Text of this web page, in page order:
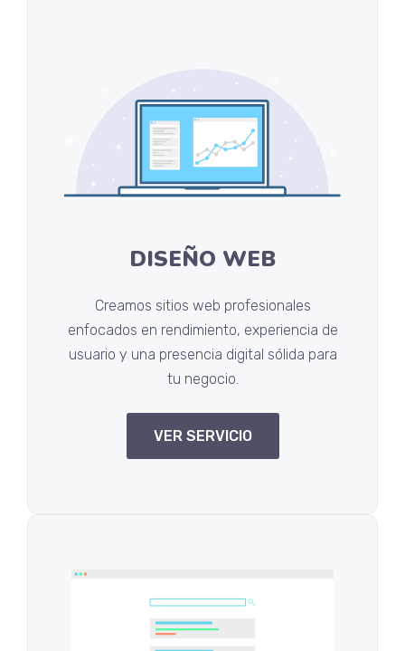
DISEÑO WEB
Creamos sitios web profesionales
enfocados en rendimiento, experiencia de
usuario y una presencia digital sólida para
tu negocio.
VER SERVICIO